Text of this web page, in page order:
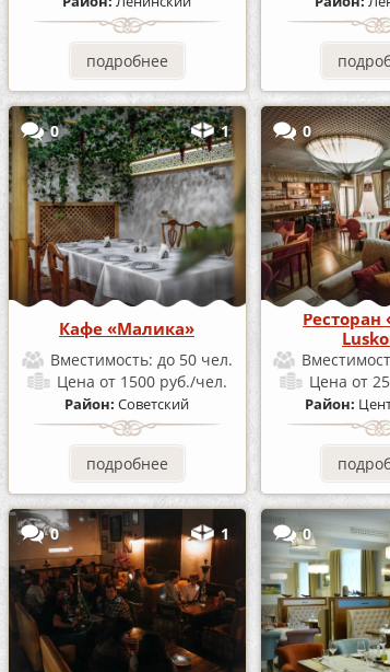
подробнее
0 1
Кафе «Малика»
Вместимость: до 50 чел.
Ценаот 1500 руб./чел.
Район:Советский
подробнее
0
Ресторан
Цена от
Район:
0 1 0